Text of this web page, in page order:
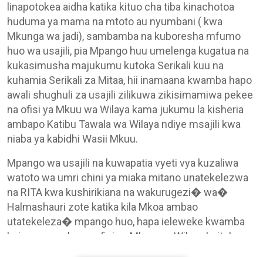
linapotokea aidha katika kituo cha tiba kinachotoa
huduma ya mama na mtoto au nyumbani ( kwa
Mkunga wa jadi), sambamba na kuboresha mfumo
huo wa usajili, pia Mpango huu umelenga kugatua na
kukasimusha majukumu kutoka Serikali kuu na
kuhamia Serikali za Mitaa, hii inamaana kwamba hapo
awali shughuli za usajili zilikuwa zikisimamiwa pekee
na ofisi ya Mkuu wa Wilaya kama jukumu la kisheria
ambapo Katibu Tawala wa Wilaya ndiye msajili kwa
niaba ya kabidhi Wasii Mkuu.
Mpango wa usajili na kuwapatia vyeti vya kuzaliwa
watoto wa umri chini ya miaka mitano unatekelezwa
na RITA kwa kushirikiana na wakurugezi� wa�
Halmashauri zote katika kila Mkoa ambao
utatekeleza� mpango huo, hapa ieleweke kwamba
haina maana kuwa ofisi ya Mkuu wa Wilaya haitokuwa